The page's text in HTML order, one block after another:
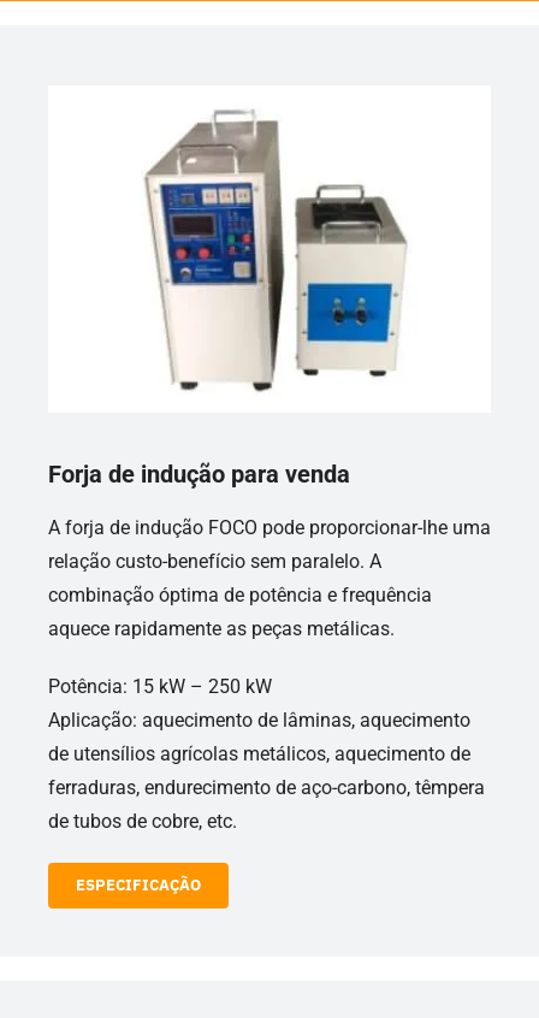
Forja de indução para venda
A forja de indução FOCO pode proporcionar-lhe uma
relação custo-benefício sem paralelo. A
combinação óptima de potência e frequência
aquece rapidamente as peças metálicas.
Potência: 15 kW – 250 kW
Aplicação: aquecimento de lâminas, aquecimento
de utensílios agrícolas metálicos, aquecimento de
ferraduras, endurecimento de aço-carbono, têmpera
de tubos de cobre, etc.
ESPECIFICAÇÃO